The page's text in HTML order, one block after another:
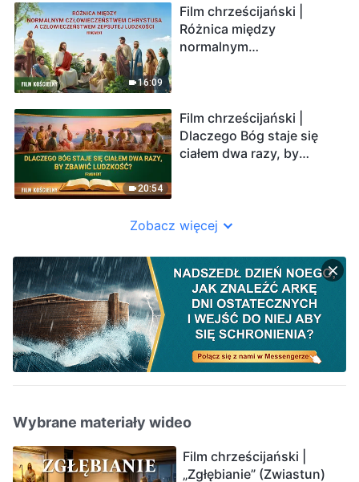
16:09
Film chrześcijański |
Różnica między
normalnym
zepsutej ludzkości
(Fragment)
20:54
Film chrześcijański |
Dlaczego Bóg staje się
ciałem dwa razy, by
Zobacz więcej
Wybrane materiały wideo
Film chrześcijański |
„Zgłębianie” (Zwiastun)